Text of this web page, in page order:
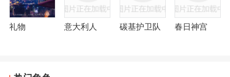
礼物 意大利人 碳基护卫队 春日神宫